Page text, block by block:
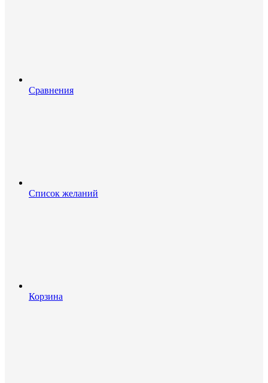
Сравнения
Список желаний
Корзина